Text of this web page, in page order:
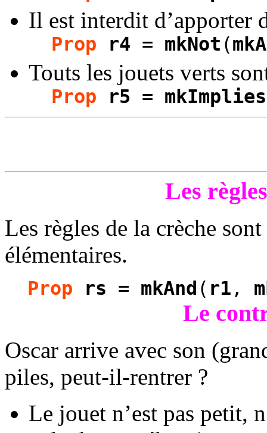
Il est interdit d’apporter
Prop r4 = mkNot (
Touts les jouets verts
Prop r5 = mkImplies
Les
Les règles de la crèche
élémentaires.
Prop rs = mkAnd ( r1 ,
Le
Oscar arrive avec son
piles, peut-il-rentrer ?
Le jouet n’est pas petit,